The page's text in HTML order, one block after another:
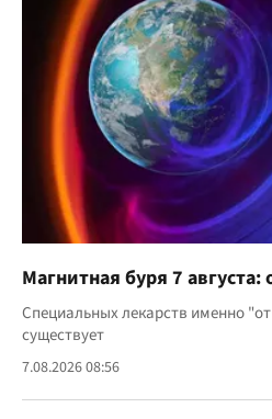
Магнитная буря 7
Специальных лекарств именно
существует
7.08.2026 08:56